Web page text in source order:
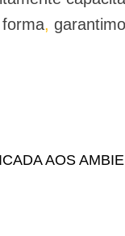
,
AOS